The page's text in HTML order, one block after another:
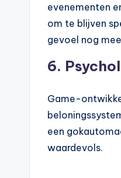
evenementen
om te blijven
gevoel nog
6.
Game-
een
waardevols.